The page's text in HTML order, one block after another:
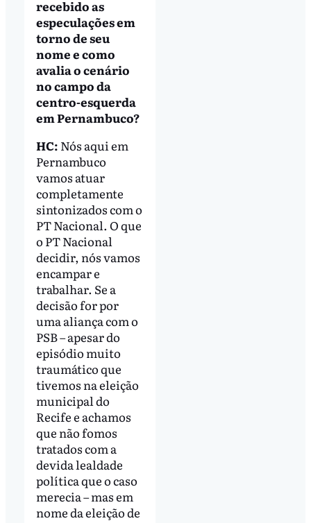
recebido as
especulações em
torno de seu
nome e como
avalia o cenário
no campo da
centro-esquerda
em Pernambuco?
HC: Nós aqui em
Pernambuco
vamos atuar
completamente
sintonizados com o
PT Nacional. O que
o PT Nacional
decidir, nós vamos
encampar e
trabalhar. Se a
decisão for por
uma aliança com o
PSB – apesar do
episódio muito
traumático que
tivemos na eleição
municipal do
Recife e achamos
que não fomos
tratados com a
devida lealdade
política que o caso
merecia – mas em
nome da eleição de